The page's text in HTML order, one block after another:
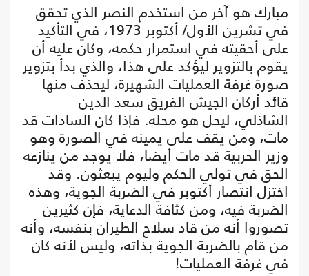
مبارك هو آخر من استخدم النصر الذي تحقق
في تشرين الأول/ أكتوبر 1973، في التأكيد
على أحقيته في استمرار حكمه، وكان عليه أن
يقوم بالتزوير ليؤكد على هذا، والذي بدأ بتزوير
صورة غرفة العمليات الشهيرة، ليحذف منها
قائد أركان الجيش الفريق سعد الدين
الشاذلي، ليحل هو محله. فإذا كان السادات قد
مات، ومن يقف على يمينه في الصورة وهو
وزير الحربية قد مات أيضا، فلا يوجد من ينازعه
الحق في تولي الحكم وليوم يبعثون. وقد
اختزل انتصار أكتوبر في الضربة الجوية، وهذه
الضربة فيه، ومن كثافة الدعاية، فإن كثيرين
تصوروا أنه من قاد سلاح الطيران بنفسه، وأنه
من قام بالضربة الجوية بذاته، وليس لأنه كان
في غرفة العمليات!